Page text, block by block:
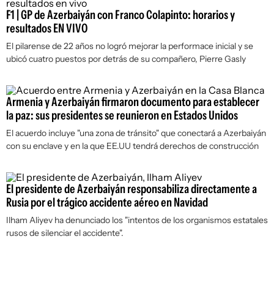
F1 | GP de Azerbaiyán con Franco Colapinto: horarios y
resultados EN VIVO
El pilarense de 22 años no logró mejorar la performace inicial y se
ubicó cuatro puestos por detrás de su compañero, Pierre Gasly
Armenia y Azerbaiyán firmaron documento para establecer
la paz: sus presidentes se reunieron en Estados Unidos
El acuerdo incluye "una zona de tránsito" que conectará a Azerbaiyán
con su enclave y en la que EE.UU tendrá derechos de construcción
El presidente de Azerbaiyán responsabiliza directamente a
Rusia por el trágico accidente aéreo en Navidad
Ilham Aliyev ha denunciado los "intentos de los organismos estatales
rusos de silenciar el accidente".